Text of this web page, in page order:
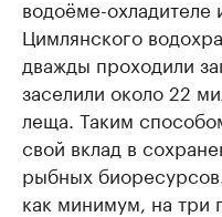
водоёме-охладителе
Цимлянского
дважды проходили
заселили около 22
леща. Таким
свой вклад в
рыбных
как минимум, на три